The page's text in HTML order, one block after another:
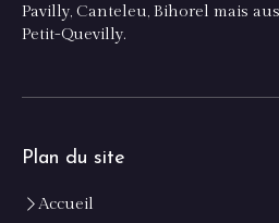
Pavilly, Canteleu, Bihorel mais
Petit-Quevilly.
Plan du site
Accueil